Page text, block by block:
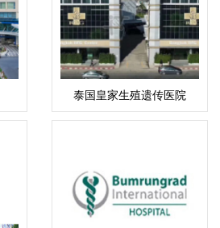
泰国皇家生殖遗传医院